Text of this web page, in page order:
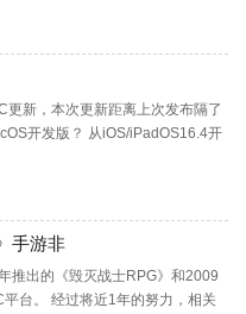
更新，本次更新距离上次发布隔了
开发版？ 从iOS/iPadOS16.4开
手游非
推出的《毁灭战士RPG》和2009
台。 经过将近1年的努力，相关